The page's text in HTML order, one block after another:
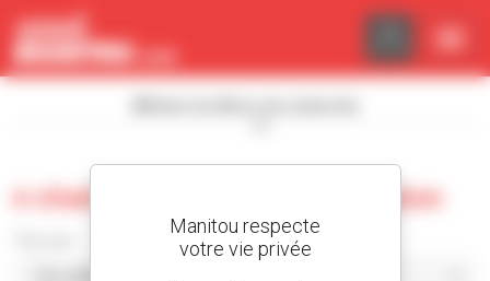
0 chariot télescopique d'occasion
Panneau de gestion des cookies
Manitou respecte
votre vie privée